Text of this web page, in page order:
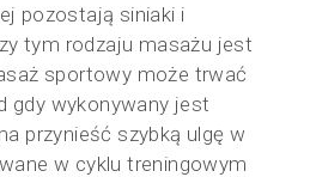
pozostają siniaki i
tym rodzaju masażu jest
sportowy może trwać
gdy wykonywany jest
przynieść szybką ulgę w
w cyklu treningowym